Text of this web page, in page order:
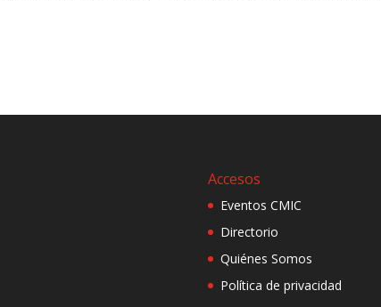
Accesos
Eventos CMIC
Directorio
Quiénes Somos
Política de privacidad